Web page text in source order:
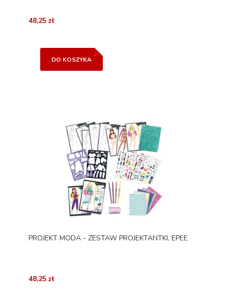
48,25 zł
DO KOSZYKA
PROJEKT MODA - ZESTAW PROJEKTANTKI, EPEE
48,25 zł